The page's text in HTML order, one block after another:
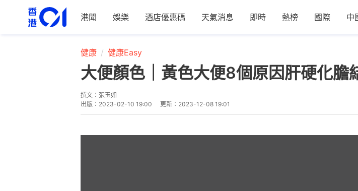
港聞 娛樂 酒店優惠碼 天氣消息 即時 熱榜 國際 中
健康 健康Easy
大便顏色｜黃色大便8個原因肝硬化膽
撰文： 張玉如
出版： 2023-02-10 19:00 更新： 2023-12-08 19:01